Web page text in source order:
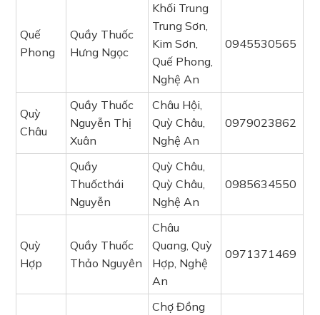
Quế
Phong
Quầy Thuốc
Hưng Ngọc
Khối Trung
Trung Sơn,
Kim Sơn,
Quế Phong,
Nghệ An
0945530565
Quỳ
Châu
Quầy Thuốc
Nguyễn Thị
Xuân
Châu Hội,
Quỳ Châu,
Nghệ An
0979023862
Quầy
Thuốcthái
Nguyễn
Quỳ Châu,
Quỳ Châu,
Nghệ An
0985634550
Quỳ
Hợp
Quầy Thuốc
Thảo Nguyên
Châu
Quang, Quỳ
Hợp, Nghệ
An
0971371469
Chợ Đồng